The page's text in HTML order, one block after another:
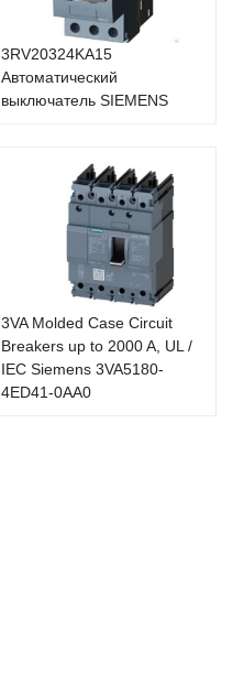
3RV20324KA15
Автоматический
выключатель SIEMENS
3VA Molded Case Circuit
Breakers up to 2000 A, UL /
IEC Siemens 3VA5180-
4ED41-0AA0